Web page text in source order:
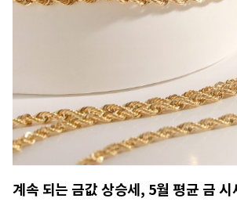
계속 되는 금값 상승세, 5월 평균 금 시